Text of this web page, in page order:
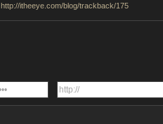
http://itheeye.com/blog/trackback/175